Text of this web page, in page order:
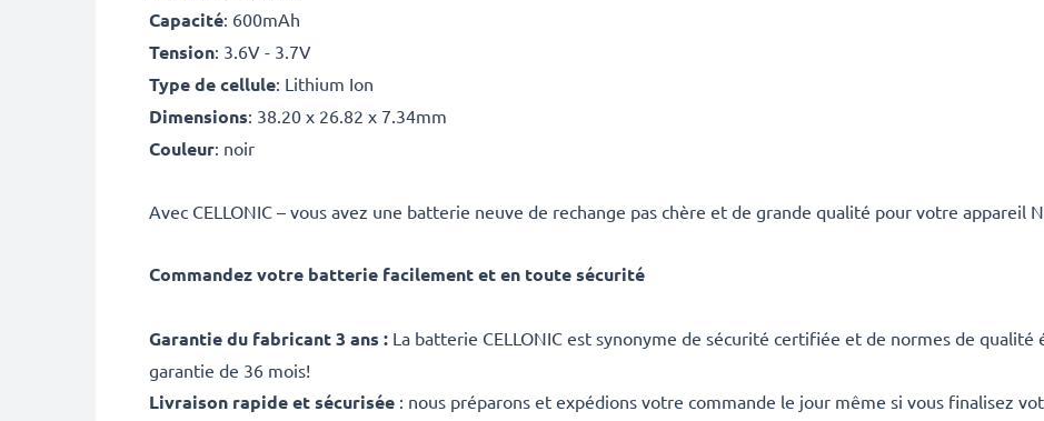
Capacité: 600mAh
Tension: 3.6V - 3.7V
Type de cellule: Lithium Ion
Dimensions: 38.20 x 26.82 x 7.34mm
Couleur: noir
Avec CELLONIC – vous avez une batterie neuve de rechange pas chère et de grande qualité pour votre appareil
Commandez votre batterie facilement et en toute sécurité
Garantie du fabricant 3 ans : La batterie CELLONIC est synonyme de sécurité certifiée et de normes de qualité
garantie de 36 mois!
Livraison rapide et sécurisée : nous préparons et expédions votre commande le jour même si vous finalisez